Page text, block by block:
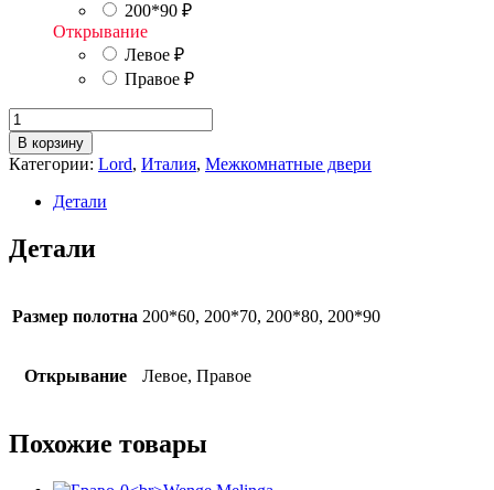
200*90 ₽
Открывание
Левое ₽
Правое ₽
Количество
товара
Италия
20
В корзину
Категории: Lord, Италия, Межкомнатные двери
Детали
Детали
Размер полотна 200*60, 200*70, 200*80, 200*90
Открывание Левое, Правое
Похожие товары